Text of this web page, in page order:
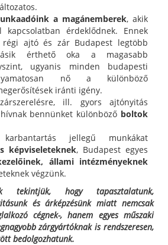
a magánemberek, akik
kapcsolatban érdeklődnek. Ennek
ajtó és zár Budapest legtöbb
érthető oka a magasabb
ugyanis minden budapesti
nő a különböző
iránti igény.
ill. gyors ajtónyitás
bennünket különböző boltok
jellegű munkákat
képviseleteknek, Budapest egyes
állami intézményeknek
végzünk.
tekintjük, hogy tapasztalatunk,
és árképzésünk miatt nemcsak
cégnek-, hanem egyes műszaki
zárgyártóknak is rendszeresen,
bedolgozhatunk.